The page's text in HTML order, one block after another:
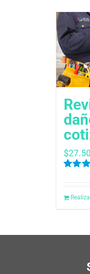
5
$